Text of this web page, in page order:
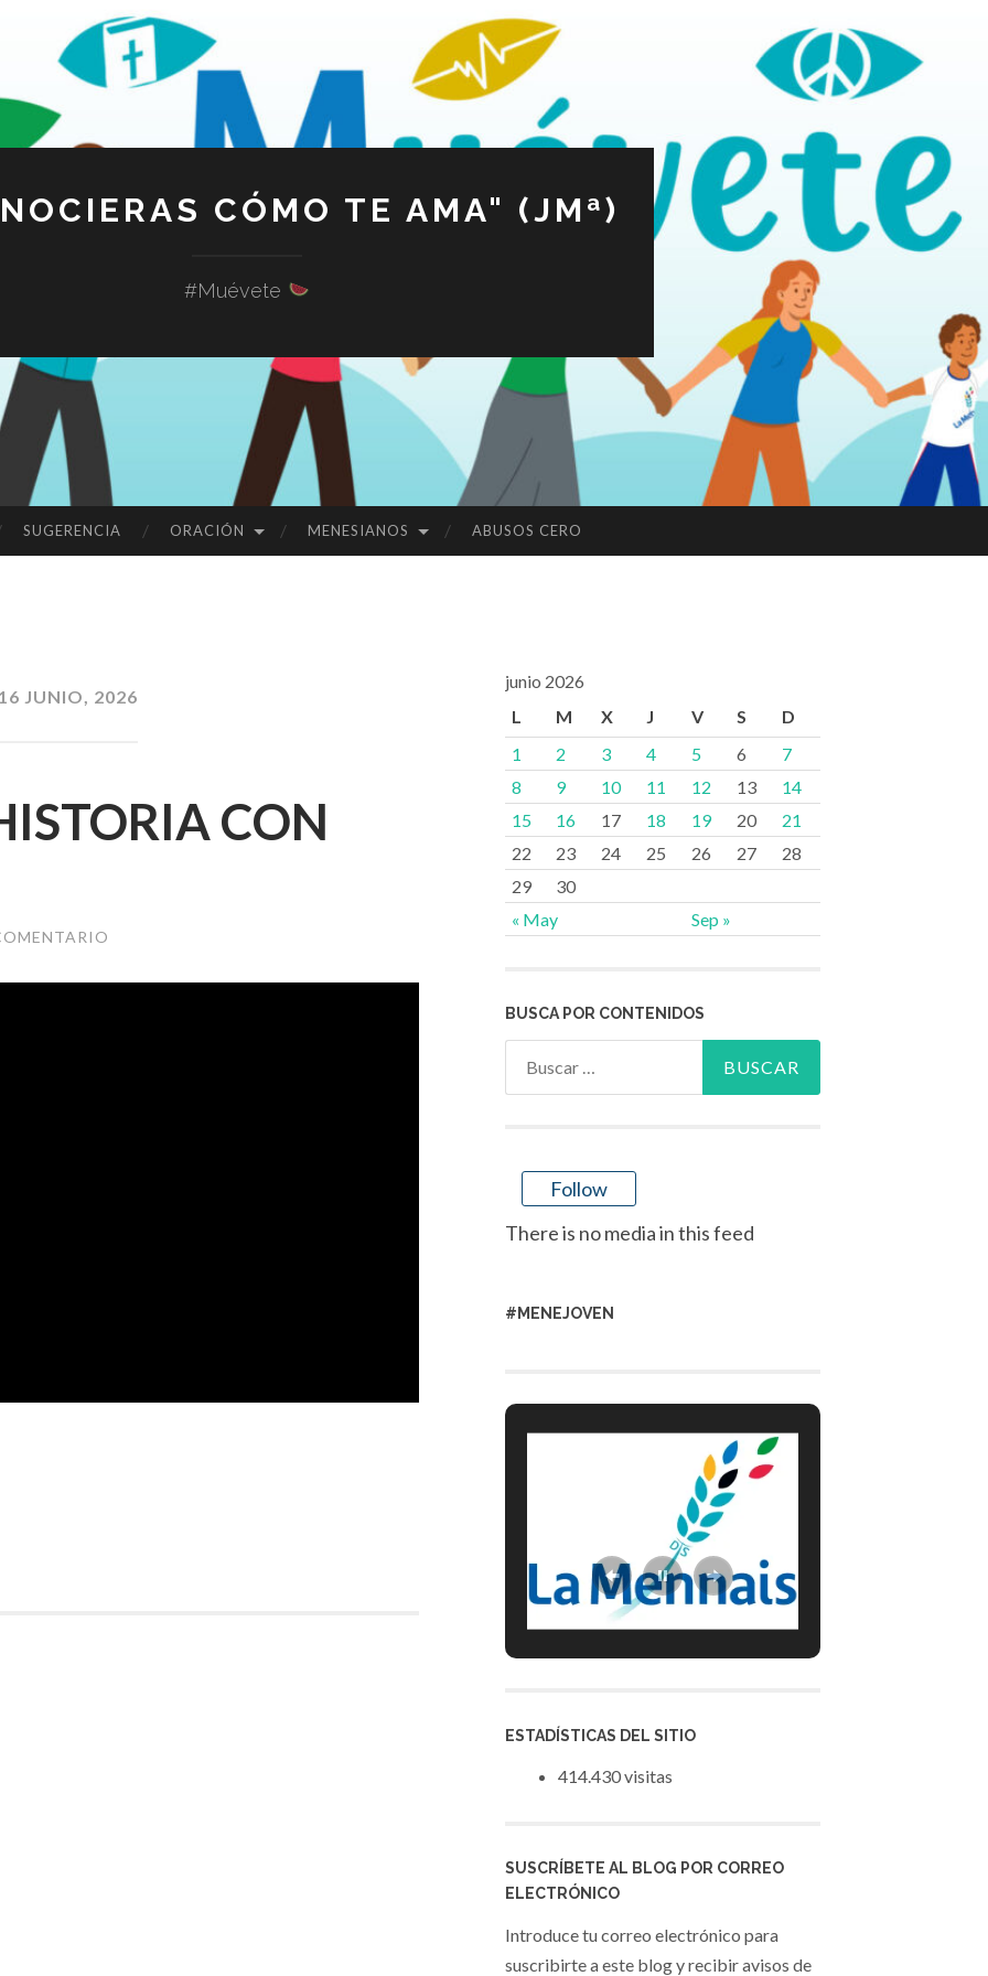
CÓMO TE AMA" (JMª)
#Muévete
SUGERENCIA ORACIÓN MENESIANOS ABUSOS CERO
16 JUNIO, 2026
CON
junio 2026
L
M X J V S D
« May Sep »
1 2 3 4 5 6
7
8
9 10 11 12 13
14
15
16 17 18 19 20
21
22
23 24 25 26 27
28
29
30
BUSCA POR CONTENIDOS
Follow
There is no media in this feed
#MENEJOVEN
ESTADÍSTICAS DEL SITIO
414.430 visitas
SUSCRÍBETE AL BLOG POR CORREO
ELECTRÓNICO
Introduce tu correo electrónico para
suscribirte a este blog y recibir avisos de